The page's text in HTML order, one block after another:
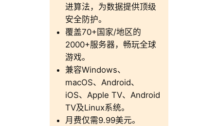
进算法，为数据提供顶级
安全防护。
覆盖70+国家/地区的
2000+服务器，畅玩全球
游戏。
兼容Windows、
macOS、Android、
iOS、Apple TV、Android
TV及Linux系统。
月费仅需9.99美元。